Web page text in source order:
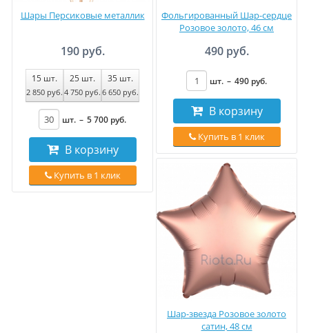
Шары Персиковые металлик
190 руб.
15 шт.
2 850 руб.
25 шт.
4 750 руб.
35 шт.
6 650 руб.
шт. – 5 700 руб.
В корзину
Купить в 1 клик
Фольгированный Шар-сердце
Розовое золото, 46 см
490 руб.
шт. – 490 руб.
В корзину
Купить в 1 клик
Шар-звезда Розовое золото
сатин, 48 см